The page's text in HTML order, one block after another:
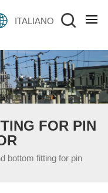
ITALIANO
FOR PIN
bottom fitting for pin